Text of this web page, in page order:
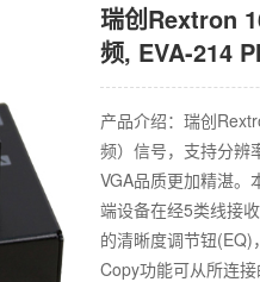
瑞创Rextron
频, EVA-214
产品介绍：瑞创
频）信号，支持分辨
VGA品质更加精湛。
端设备在经5类线接
的清晰度调节钮
Copy功能可从所连